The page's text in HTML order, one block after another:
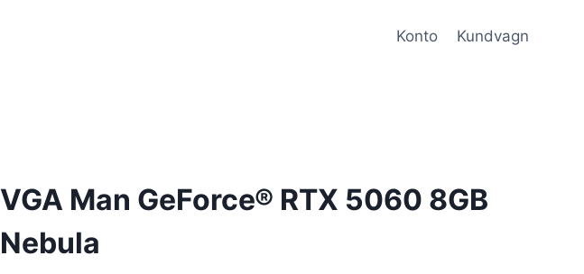
Konto Kundvagn
VGA Man GeForce® RTX 5060 8GB
Nebula